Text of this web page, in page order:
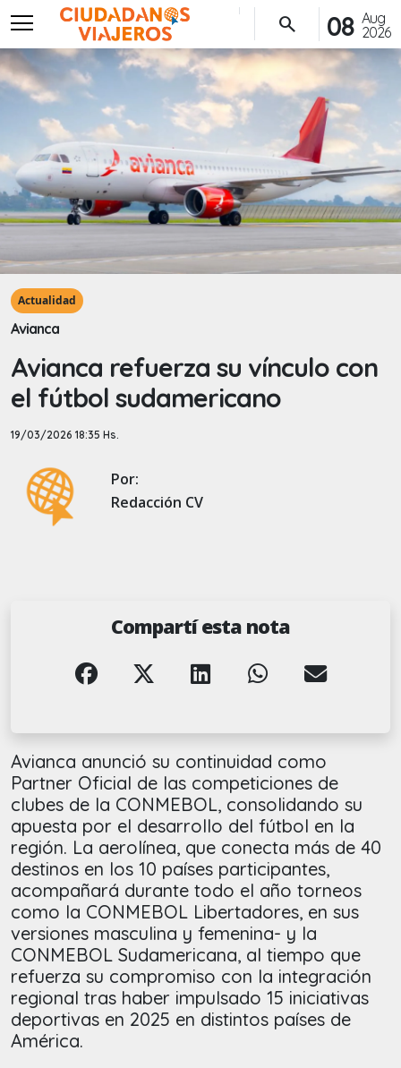
menu
Aug
2026
08
search
Actualidad
Avianca
Avianca refuerza su vínculo con
el fútbol sudamericano
19/03/2026 18:35 Hs.
Por:
Redacción CV
Compartí esta nota
Avianca anunció su continuidad como
Partner Oficial de las competiciones de
clubes de la CONMEBOL, consolidando su
apuesta por el desarrollo del fútbol en la
región. La aerolínea, que conecta más de 40
destinos en los 10 países participantes,
acompañará durante todo el año torneos
como la CONMEBOL Libertadores, en sus
versiones masculina y femenina- y la
CONMEBOL Sudamericana, al tiempo que
refuerza su compromiso con la integración
regional tras haber impulsado 15 iniciativas
deportivas en 2025 en distintos países de
América.